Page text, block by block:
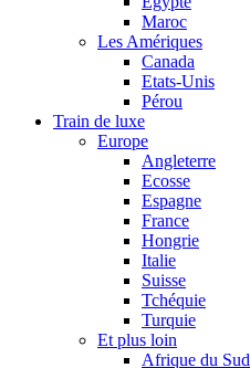
Maroc
Les Amériques
Canada
Etats-Unis
Pérou
Train de luxe
Europe
Angleterre
Ecosse
Espagne
France
Hongrie
Italie
Suisse
Tchéquie
Turquie
Et plus loin
Afrique du Sud